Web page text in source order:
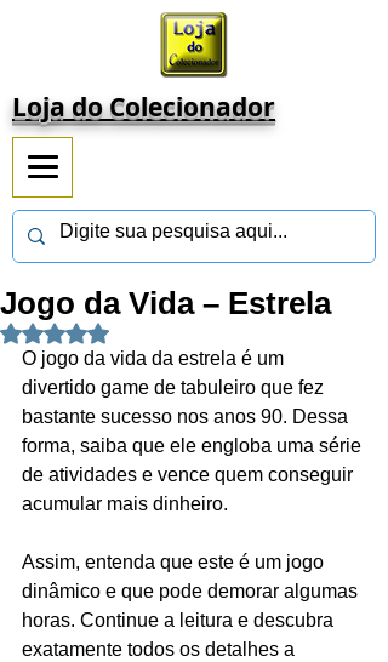
Loja do Colecionador
Jogo da Vida – Estrela
Avaliado com NaN de 5 estrelas.
O jogo da vida da estrela é um
divertido game de tabuleiro que fez
bastante sucesso nos anos 90. Dessa
forma, saiba que ele engloba uma série
de atividades e vence quem conseguir
acumular mais dinheiro.
Assim, entenda que este é um jogo
dinâmico e que pode demorar algumas
horas. Continue a leitura e descubra
exatamente todos os detalhes a